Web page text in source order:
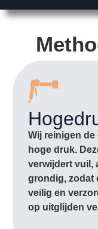
Wij reinigen de
hoge druk.
verwijdert vuil,
grondig, zodat
veilig en
op uitglijden